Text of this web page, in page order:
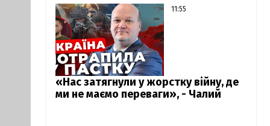
11:55
«Нас затягнули у жорстку війну, де
ми не маємо переваги», - Чалий